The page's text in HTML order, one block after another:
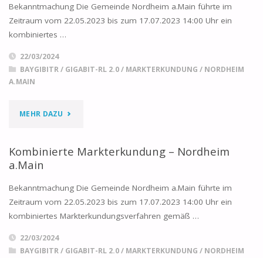
2.0
NICHT-
DES
Bekanntmachung Die Gemeinde Nordheim a.Main führte im
Zeitraum vom 22.05.2023 bis zum 17.07.2023 14:00 Uhr ein
kombiniertes …
22/03/2024
BAYGIBITR/ GIGABIT-RL 2.0/ MARKTERKUNDUNG / NORDHEIM
A.MAIN
MEHR DAZU "KARTE:
MARKTERKUNDUNG
–
A.MAIN"
Kombinierte Markterkundung – Nordheim
a.Main
Bekanntmachung Die Gemeinde Nordheim a.Main führte im
Zeitraum vom 22.05.2023 bis zum 17.07.2023 14:00 Uhr ein
kombiniertes Markterkundungsverfahren gemäß …
22/03/2024
BAYGIBITR/ GIGABIT-RL 2.0/ MARKTERKUNDUNG / NORDHEIM